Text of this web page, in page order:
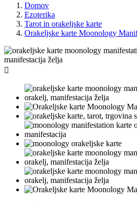
Domov
Ezoterika
Tarot in orakeljske karte
Orakeljske karte Moonology
